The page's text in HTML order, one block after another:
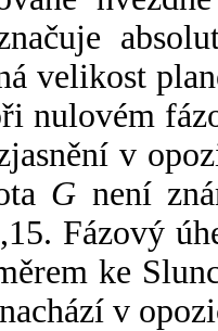
velikost
nulovém
v
G není
Fázový
ke
v